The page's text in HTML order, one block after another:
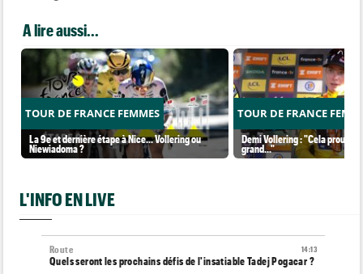
A lire aussi...
TOUR DE FRANCE FEMMES
La 9e et dernière étape à Nice... Vollering ou
Niewiadoma ?
TOUR DE FRANCE
Demi Vollering : "Cela prouve
grand..."
L'INFO EN LIVE
14:13
Route
Quels seront les prochains défis de l'insatiable Tadej Pogacar ?